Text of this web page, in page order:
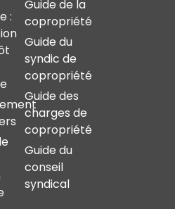
:
Guide de la
copropriété
Guide du
syndic de
copropriété
Guide des
charges de
copropriété
Guide du
conseil
syndical